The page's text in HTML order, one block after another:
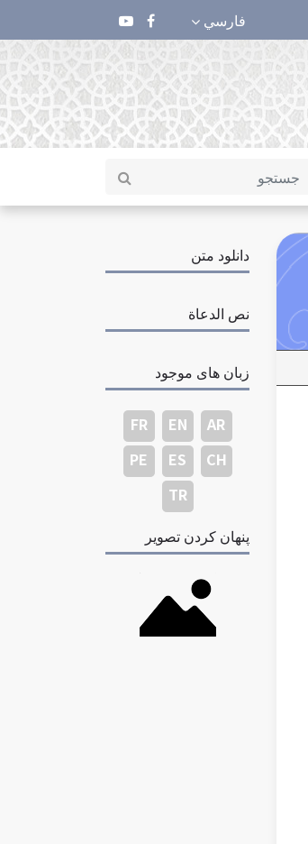
فارسي
دانلود متن
نص الدعاة
زبان های موجود
AR
EN
FR
CH
ES
PE
TR
پنهان کردن تصویر